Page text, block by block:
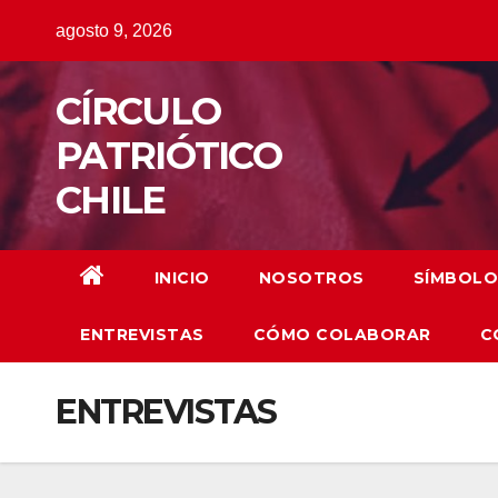
contenido
agosto 9, 2026
CÍRCULO
PATRIÓTICO
CHILE
INICIO NOSOTROS
ENTREVISTAS CÓMO COLABORAR
ENTREVISTAS